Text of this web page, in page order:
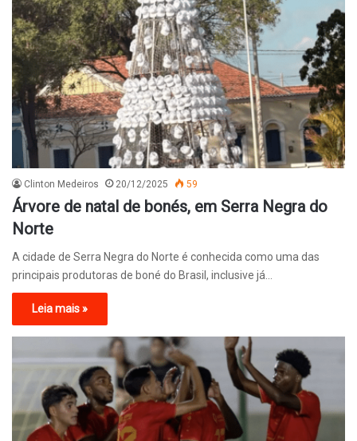
Clinton Medeiros 20/12/2025 59
Árvore de natal de bonés, em Serra Negra do
Norte
A cidade de Serra Negra do Norte é conhecida como uma das
principais produtoras de boné do Brasil, inclusive já…
Leia mais »